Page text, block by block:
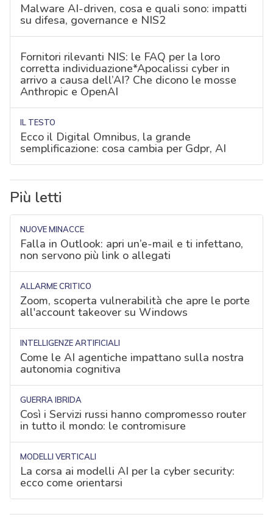
Malware AI-driven, cosa e quali sono: impatti
su difesa, governance e NIS2
Fornitori rilevanti NIS: le FAQ per la loro
corretta individuazione*Apocalissi cyber in
arrivo a causa dell’AI? Che dicono le mosse
Anthropic e OpenAI
IL TESTO
Ecco il Digital Omnibus, la grande
semplificazione: cosa cambia per Gdpr, AI
Più letti
NUOVE MINACCE
Falla in Outlook: apri un’e-mail e ti infettano,
non servono più link o allegati
ALLARME CRITICO
Zoom, scoperta vulnerabilità che apre le porte
all'account takeover su Windows
INTELLIGENZE ARTIFICIALI
Come le AI agentiche impattano sulla nostra
autonomia cognitiva
GUERRA IBRIDA
Così i Servizi russi hanno compromesso router
in tutto il mondo: le contromisure
MODELLI VERTICALI
La corsa ai modelli AI per la cyber security:
ecco come orientarsi